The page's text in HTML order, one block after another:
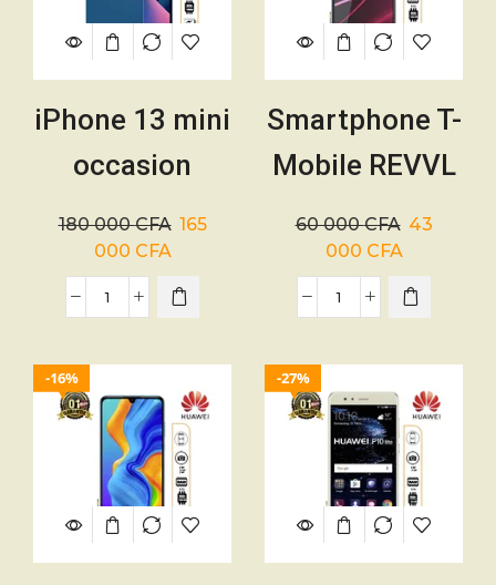
iPhone 13 mini
occasion
128Go – 2 SIM
– Batterie 86%
– 2438mAh –
180 000CFA 165
000 CFA
Smartphone T-
Mobile REVVL
T790W –
128/8GB – 01
mois
60 000CFA 43
000 CFA
16% 27%